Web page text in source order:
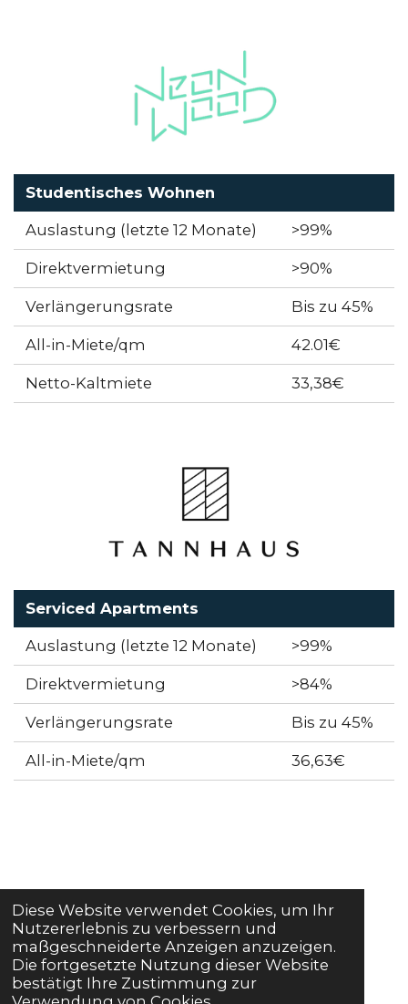
Diese Website verwendet Cookies, um Ihr
Nutzererlebnis zu verbessern und
maßgeschneiderte Anzeigen anzuzeigen.
Die fortgesetzte Nutzung dieser Website
bestätigt Ihre Zustimmung zur
Studentisches Wohnen
Auslastung (letzte 12 Monate) >99%
Direktvermietung >90%
Verlängerungsrate Bis zu 45%
All-in-Miete/qm 42.01€
Netto-Kaltmiete 33,38€
Serviced Apartments
Auslastung (letzte 12 Monate) >99%
Direktvermietung >84%
Verlängerungsrate Bis zu 45%
All-in-Miete/qm 36,63€
Kontakt
Impressum